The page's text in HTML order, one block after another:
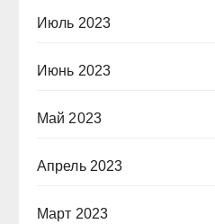
Июль 2023
Июнь 2023
Май 2023
Апрель 2023
Март 2023